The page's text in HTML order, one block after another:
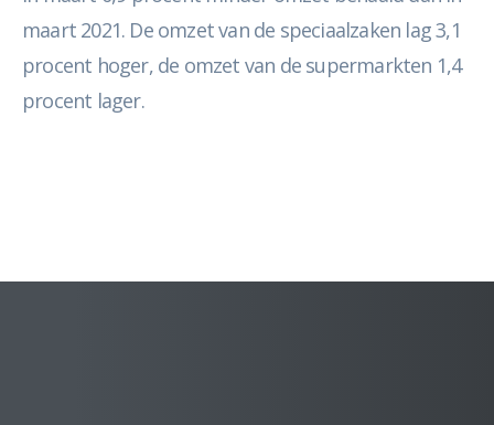
maart 2021. De omzet van de speciaalzaken lag 3,1
procent hoger, de omzet van de supermarkten 1,4
procent lager.